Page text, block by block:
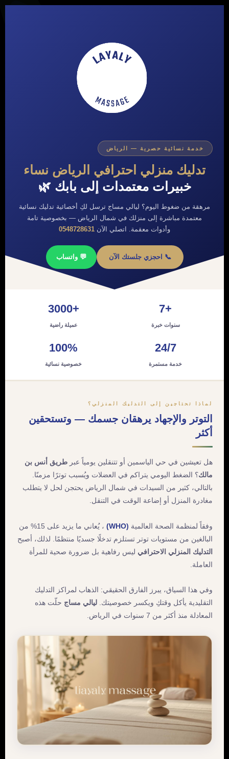
خدمة نسائية حصرية — الرياض
تدليك منزلي احترافي الرياض نساء
خبيرات معتمدات إلى بابك 🌿
مرهقة من ضغوط اليوم؟ ليالي مساج ترسل لكِ أخصائية تدليك نسائية
معتمدة مباشرة إلى منزلك في شمال الرياض — بخصوصية تامة
وأدوات معقمة. اتصلي الآن 0548728631
📞 احجزي جلستك الآن 💬 واتساب
+7
سنوات خبرة
+3000
عميلة راضية
24/7
خدمة مستمرة
100%
خصوصية نسائية
لماذا تحتاجين إلى التدليك المنزلي؟
التوتر والإجهاد يرهقان جسمك — وتستحقين
أكثر
هل تعيشين في حي الياسمين أو تتنقلين يومياً عبرطريق أنس بن
مالك؟ الضغط اليومي يتراكم في العضلات ويُسبب توترًا مزمنًا.
بالتالي، كثير من السيدات في شمال الرياض يحتجن لحل لا يتطلب
مغادرة المنزل أو إضاعة الوقت في التنقل.
وفقاً لمنظمة الصحة العالمية (WHO)
، يُعاني ما يزيد على 15% من
البالغين من مستويات توتر تستلزم تدخلًا جسديًا منتظمًا. لذلك، أصبح
التدليك المنزلي الاحترافي ليس رفاهية بل ضرورة صحية للمرأة
العاملة.
وفي هذا السياق، يبرز الفارق الحقيقي: الذهاب لمراكز التدليك
التقليدية يأكل وقتكِ ويكسر خصوصيتك.ليالي مساج حلّت هذه
المعادلة منذ أكثر من 7 سنوات في الرياض.